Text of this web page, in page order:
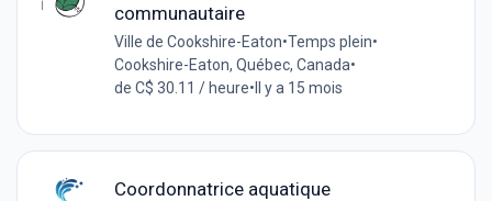
communautaire
Ville de Cookshire-Eaton•Temps plein•
Cookshire-Eaton, Québec, Canada•
de C$ 30.11 / heure•Il y a 15 mois
Coordonnatrice aquatique